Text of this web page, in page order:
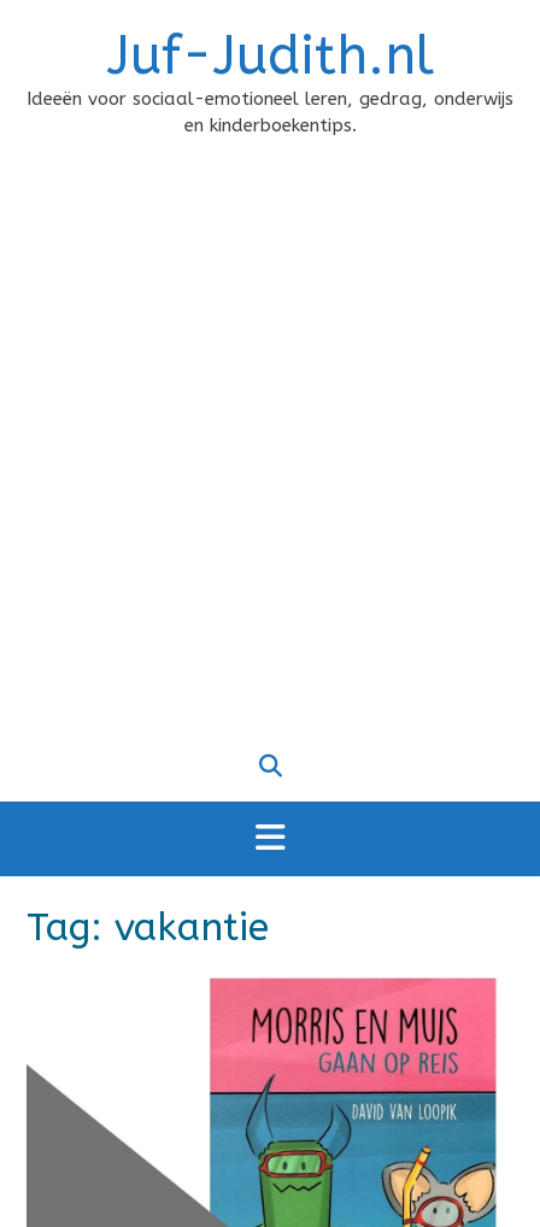
Juf-Judith.nl
Ideeën voor sociaal-emotioneel leren, gedrag, onderwijs
en kinderboekentips.
Tag: vakantie